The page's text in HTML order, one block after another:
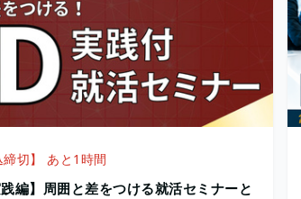
締切】 あと1時間
践編】周囲と差をつける就活セミナーと